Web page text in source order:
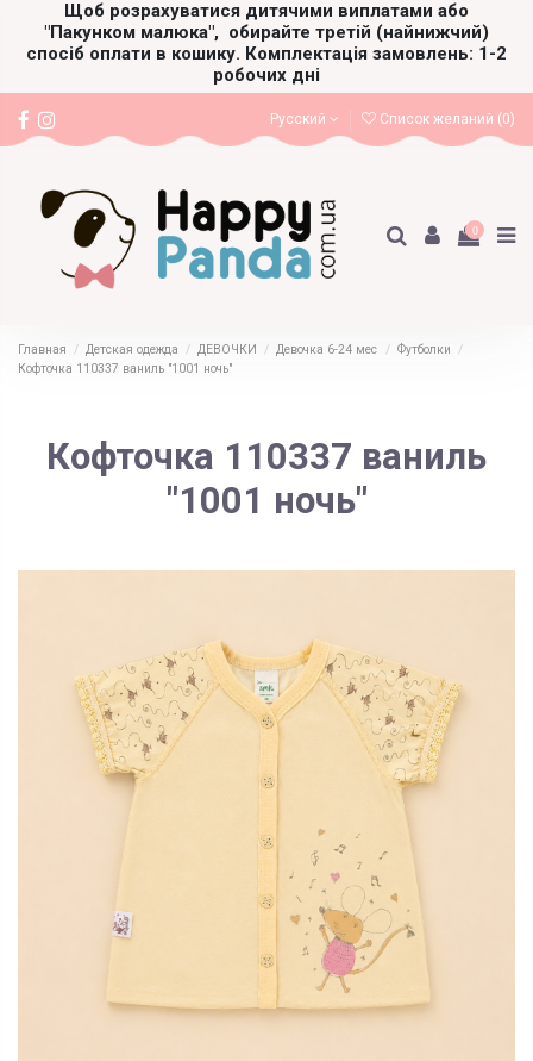
Щоб розрахуватися дитячими виплатами або
"Пакунком малюка", обирайте третій (найнижчий)
спосіб оплати в кошику. Комплектація замовлень: 1-2
робочих дні
Русский Список желаний (0)
0
Главная Детская одежда ДЕВОЧКИ Девочка 6-24 мес
Футболки
Кофточка 110337 ваниль "1001 ночь"
Кофточка 110337 ваниль
"1001 ночь"